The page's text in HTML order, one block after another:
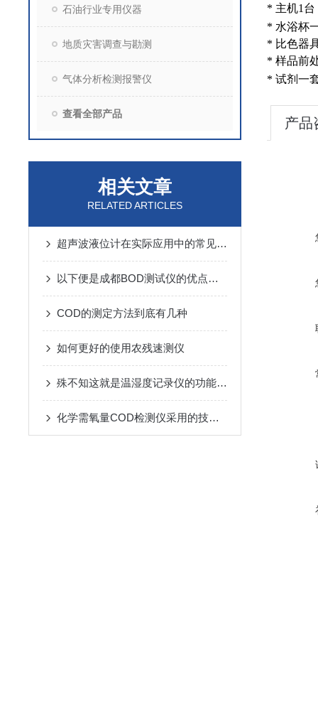
石油行业专用仪器
地质灾害调查与勘测
气体分析检测报警仪
查看全部产品
相关文章
RELATED ARTICLES
超声波液位计在实际应用中的常见问题与解决
以下便是成都BOD测试仪的优点及事项
COD的测定方法到底有几种
如何更好的使用农残速测仪
殊不知这就是温湿度记录仪的功能特点！
化学需氧量COD检测仪采用的技术优点详细介绍
* 主机1 台
* 水浴杯
* 比色器
* 样品前
* 试剂一
产品